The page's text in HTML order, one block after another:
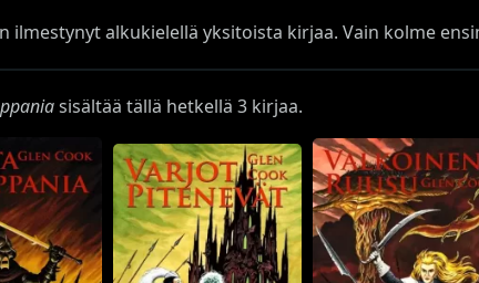
ilmestynyt alkukielellä yksitoista kirjaa. Vain kolme
sisältää tällä hetkellä 3 kirjaa.